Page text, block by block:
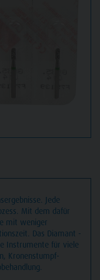
Jede
Mit dem dafür
mit weniger
Das Diamant -
Instrumente für viele
Kronenstumpf-